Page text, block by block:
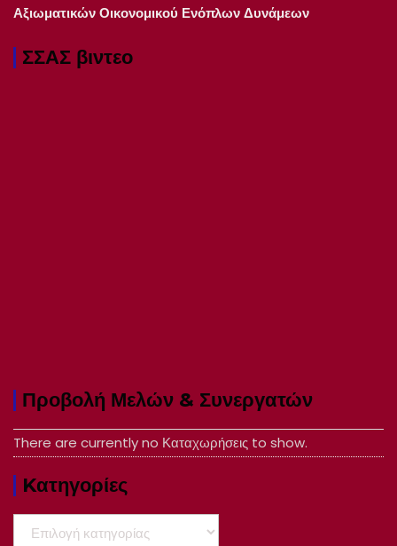
Αξιωματικών Οικονομικού Ενόπλων Δυνάμεων
ΣΣΑΣ βιντεο
Προβολή Μελών & Συνεργατών
There are currently no Καταχωρήσεις to show.
Kατηγορίες